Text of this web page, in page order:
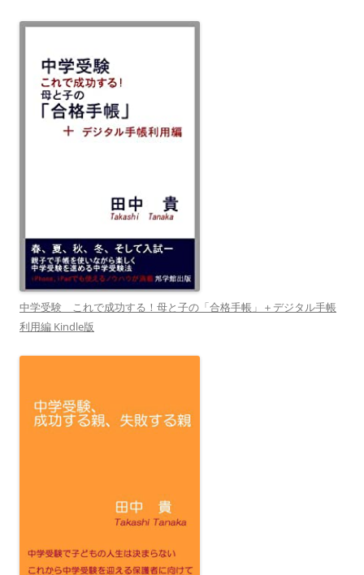
中学受験 これで成功する！母と子の「合格手帳」＋デジタル手帳
利用編 Kindle版